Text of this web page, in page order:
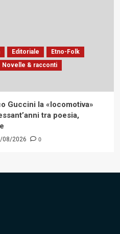
Editoriale
Etno-Folk
Novelle & racconti
Guccini la «locomotiva»
tra poesia,
08/2026 0